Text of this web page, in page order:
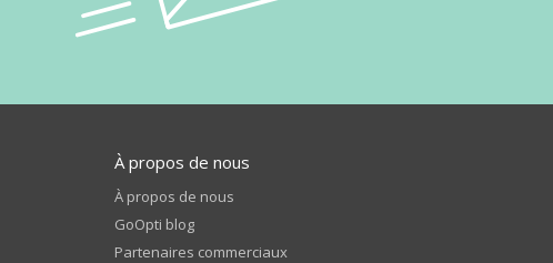
À propos de nous
À propos de nous
GoOpti blog
Partenaires commerciaux